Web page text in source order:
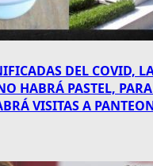
DEL COVID,
HABRÁ PASTEL,
VISITAS A